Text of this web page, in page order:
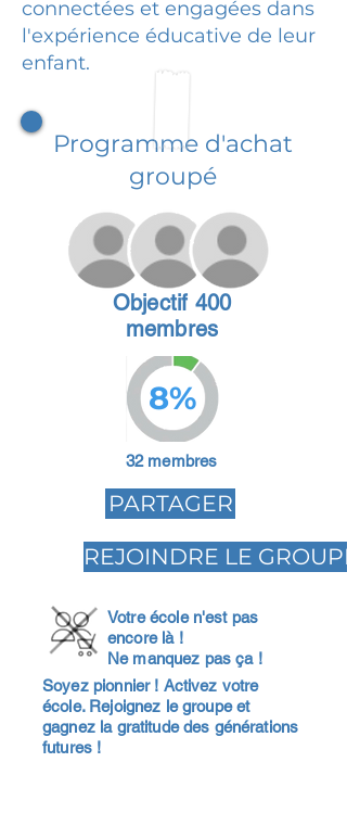
connectées et engagées dans
l'expérience éducative de leur
enfant.
Programme d'achat
groupé
Objectif 400
membres
8%
32 membres
PARTAGER
REJOINDRE LE GROUPE
Votre école n'est pas
encore là !
Ne manquez pas ça !
Soyez pionnier ! Activez votre
école. Rejoignez le groupe et
gagnez la gratitude des générations
futures !